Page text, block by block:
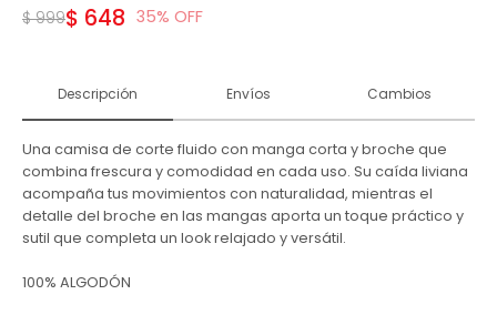
$ 648
$ 999 35
Descripción Envíos Cambios
Una camisa de corte fluido con manga corta y broche que
combina frescura y comodidad en cada uso. Su caída liviana
acompaña tus movimientos con naturalidad, mientras el
detalle del broche en las mangas aporta un toque práctico y
sutil que completa un look relajado y versátil.
100% ALGODÓN